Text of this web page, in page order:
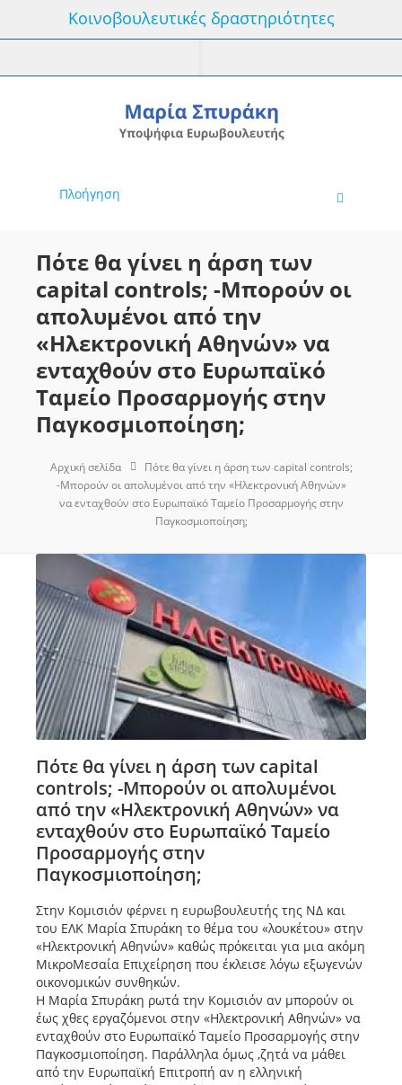
Κοινοβουλευτικές δραστηριότητες
Πλοήγηση
Πότε θα γίνει η άρση των
capital controls; -Μπορούν οι
απολυμένοι από την
«Ηλεκτρονική Αθηνών» να
ενταχθούν στο Ευρωπαϊκό
Ταμείο Προσαρμογής στην
Παγκοσμιοποίηση;
Αρχική σελίδα
Πότε θα γίνει η άρση των capital controls;
-Μπορούν οι απολυμένοι από την «Ηλεκτρονική Αθηνών»
να ενταχθούν στο Ευρωπαϊκό Ταμείο Προσαρμογής στην
Παγκοσμιοποίηση;
Πότε θα γίνει η άρση των capital
controls; -Μπορούν οι απολυμένοι
από την «Ηλεκτρονική Αθηνών» να
ενταχθούν στο Ευρωπαϊκό Ταμείο
Προσαρμογής στην
Παγκοσμιοποίηση;
Στην Κομισιόν φέρνει η ευρωβουλευτής της ΝΔ και
του ΕΛΚ Μαρία Σπυράκη το θέμα του «λουκέτου» στην
«Ηλεκτρονική Αθηνών» καθώς πρόκειται για μια ακόμη
ΜικροΜεσαία Επιχείρηση που έκλεισε λόγω εξωγενών
οικονομικών συνθηκών.
Η Μαρία Σπυράκη ρωτά την Κομισιόν αν μπορούν οι
έως χθες εργαζόμενοι στην «Ηλεκτρονική Αθηνών» να
ενταχθούν στο Ευρωπαϊκό Ταμείο Προσαρμογής στην
Παγκοσμιοποίηση. Παράλληλα όμως ,ζητά να μάθει
από την Ευρωπαϊκή Επιτροπή αν η ελληνική